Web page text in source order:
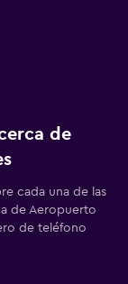
de
cada una de las
de Aeropuerto
de teléfono